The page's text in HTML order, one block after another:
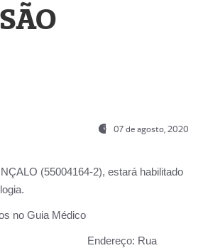
07 de agosto, 2020
(55004164-2), estará habilitado
no Guia Médico
2). Endereço: Rua